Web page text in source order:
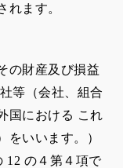
れます。
の財産及び損益
等（会社、組合
国における これ
をいいます。）
12 の４第４項で